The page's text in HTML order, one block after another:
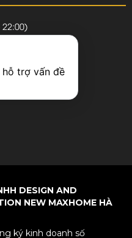
22:00)
22:00)
21:00)
DESIGN AND
NEW MAXHOME HÀ
ký kinh doanh số
hỗ trợ vấn đề